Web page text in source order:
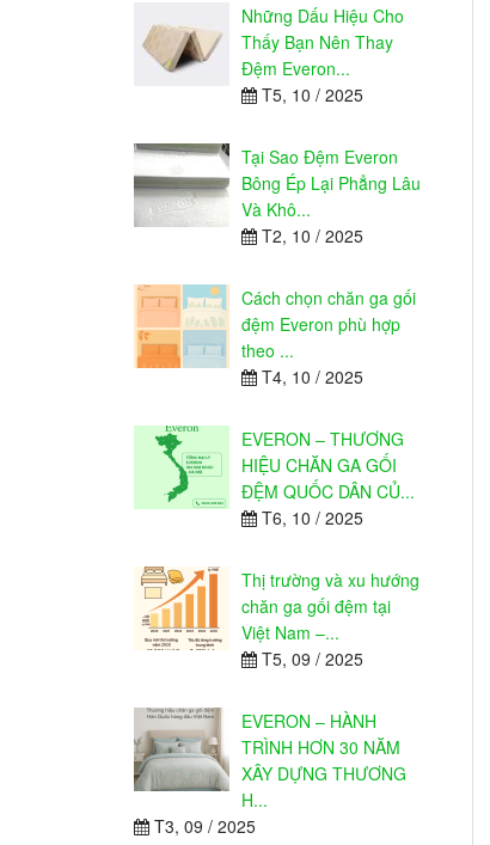
Những Dấu Hiệu Cho
Thấy Bạn Nên Thay
Đệm Everon...
T5, 10 / 2025
Tại Sao Đệm Everon
Bông Ép Lại Phẳng Lâu
Và Khô...
T2, 10 / 2025
Cách chọn chăn ga gối
đệm Everon phù hợp
theo ...
T4, 10 / 2025
EVERON – THƯƠNG
HIỆU CHĂN GA GỐI
ĐỆM QUỐC DÂN CỦ...
T6, 10 / 2025
Thị trường và xu hướng
chăn ga gối đệm tại
Việt Nam –...
T5, 09 / 2025
EVERON – HÀNH
TRÌNH HƠN 30 NĂM
XÂY DỰNG THƯƠNG
H...
T3, 09 / 2025